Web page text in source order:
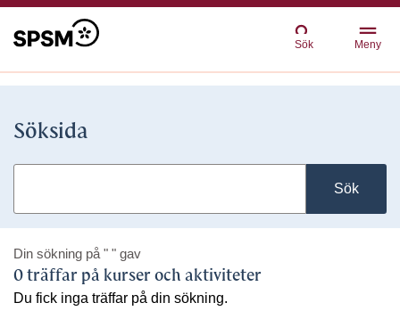
Sök Meny
Söksida
Sök
Din sökning på " " gav
0 träffar på kurser och aktiviteter
Du fick inga träffar på din sökning.